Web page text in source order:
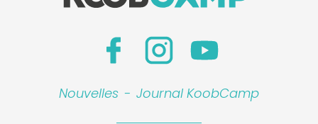
Nouvelles - Journal KoobCamp